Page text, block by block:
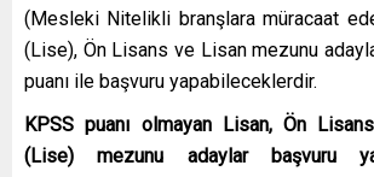
(Mesleki Nitelikli branşlara müracaat
(Lise), Ön Lisans ve Lisan mezunu
puanı ile başvuru yapabileceklerdir.
KPSS puanı olmayan Lisan, Ön
(Lise) mezunu adaylar başvuru